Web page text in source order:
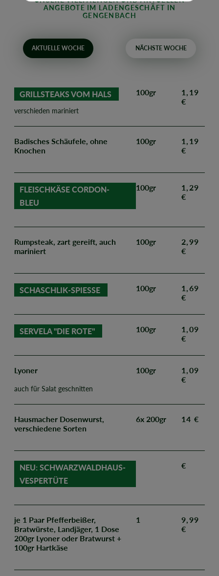
ANGEBOTE IM LADENGESCHÄFT IN
GENGENBACH
AKTUELLE WOCHE NÄCHSTE WOCHE
GRILLSTEAKS VOM HALS
verschieden mariniert
100gr
1,19
€
Badisches Schäufele, ohne
Knochen
100gr
1,19
€
FLEISCHKÄSE CORDON-
BLEU
100gr
1,29
€
Rumpsteak, zart gereift, auch
mariniert
100gr
2,99
€
SCHASCHLIK-SPIESSE 100gr
1,69
€
SERVELA "DIE ROTE" 100gr
1,09
€
Lyoner
auch für Salat geschnitten
100gr
1,09
€
Hausmacher Dosenwurst,
verschiedene Sorten
6x 200gr 14 €
NEU: SCHWARZWALDHAUS-
VESPERTÜTE
€
je 1 Paar Pfefferbeißer,
Bratwürste, Landjäger, 1 Dose
200gr Lyoner oder Bratwurst +
100gr Hartkäse
1
9,99
€